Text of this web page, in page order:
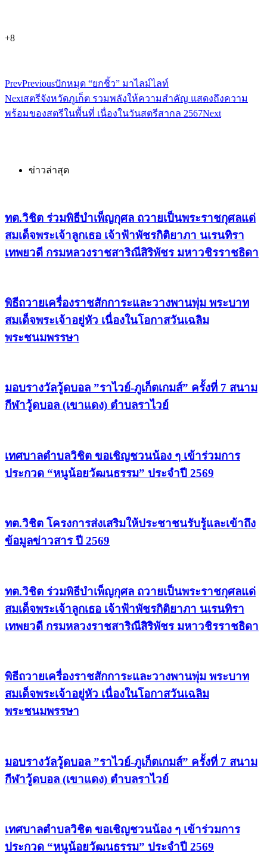
+8
PrevPreviousปักหมุด “ยกชิ้ว” มาไลม์ไลท์
Nextสตรีจังหวัดภูเก็ต รวมพลังให้ความสำคัญ แสดงถึงความ
พร้อมของสตรีในพื้นที่ เนื่องในวันสตรีสากล 2567Next
ข่าวล่าสุด
ทต.วิชิต ร่วมพิธีบำเพ็ญกุศล ถวายเป็นพระราชกุศลแด่
สมเด็จพระเจ้าลูกเธอ เจ้าฟ้าพัชรกิติยาภา นเรนทิรา
เทพยวดี กรมหลวงราชสาริณีสิริพัชร มหาวชิรราชธิดา
พิธีถวายเครื่องราชสักการะและวางพานพุ่ม พระบาท
สมเด็จพระเจ้าอยู่หัว เนื่องในโอกาสวันเฉลิม
พระชนมพรรษา
มอบรางวัลวู้ดบอล ”ราไวย์-ภูเก็ตเกมส์” ครั้งที่ 7 สนาม
กีฬาวู้ดบอล (เขาแดง) ตำบลราไวย์
เทศบาลตำบลวิชิต ขอเชิญชวนน้อง ๆ เข้าร่วมการ
ประกวด “หนูน้อยวัฒนธรรม” ประจำปี 2569
ทต.วิชิต โครงการส่งเสริมให้ประชาชนรับรู้และเข้าถึง
ข้อมูลข่าวสาร ปี 2569
ทต.วิชิต ร่วมพิธีบำเพ็ญกุศล ถวายเป็นพระราชกุศลแด่
สมเด็จพระเจ้าลูกเธอ เจ้าฟ้าพัชรกิติยาภา นเรนทิรา
เทพยวดี กรมหลวงราชสาริณีสิริพัชร มหาวชิรราชธิดา
พิธีถวายเครื่องราชสักการะและวางพานพุ่ม พระบาท
สมเด็จพระเจ้าอยู่หัว เนื่องในโอกาสวันเฉลิม
พระชนมพรรษา
มอบรางวัลวู้ดบอล ”ราไวย์-ภูเก็ตเกมส์” ครั้งที่ 7 สนาม
กีฬาวู้ดบอล (เขาแดง) ตำบลราไวย์
เทศบาลตำบลวิชิต ขอเชิญชวนน้อง ๆ เข้าร่วมการ
ประกวด “หนูน้อยวัฒนธรรม” ประจำปี 2569